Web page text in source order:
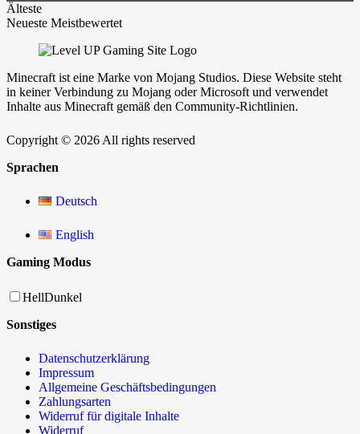
Älteste
Neueste Meistbewertet
Minecraft ist eine Marke von Mojang Studios. Diese Website steht
in keiner Verbindung zu Mojang oder Microsoft und verwendet
Inhalte aus Minecraft gemäß den Community-Richtlinien.
Copyright © 2026 All rights reserved
Sprachen
Deutsch
English
Gaming Modus
HellDunkel
Sonstiges
Datenschutzerklärung
Impressum
Allgemeine Geschäftsbedingungen
Zahlungsarten
Widerruf für digitale Inhalte
Widerruf